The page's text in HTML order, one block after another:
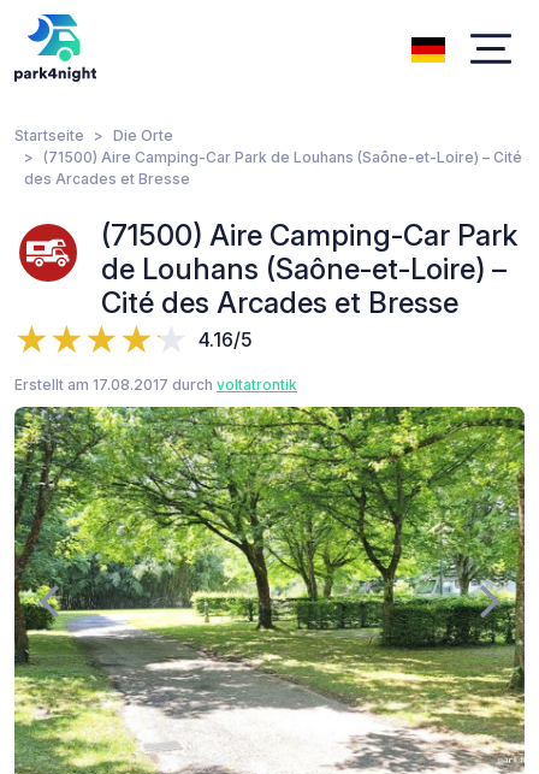
Startseite
Die Orte
(71500) Aire Camping-Car Park de Louhans (Saône-et-Loire) – Cité
des Arcades et Bresse
(71500) Aire Camping-Car Park
de Louhans (Saône-et-Loire) –
Cité des Arcades et Bresse
4.16/5
Erstellt am 17.08.2017 durch voltatrontik